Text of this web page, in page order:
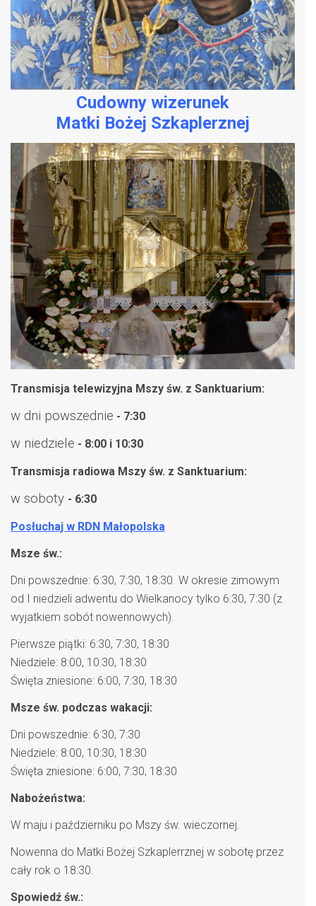
Cudowny wizerunek
Matki Bożej Szkaplerznej
Transmisja telewizyjna Mszy św. z Sanktuarium:
w dni powszednie - 7:30
w niedziele - 8:00 i 10:30
Transmisja radiowa Mszy św. z Sanktuarium:
w soboty - 6:30
Posłuchaj w RDN Małopolska
Msze św.:
Dni powszednie: 6:30, 7:30, 18:30. W okresie zimowym
od I niedzieli adwentu do Wielkanocy tylko 6:30, 7:30 (z
wyjatkiem sobót nowennowych).
Pierwsze piątki: 6:30, 7:30, 18:30
Niedziele: 8:00, 10:30, 18:30
Święta zniesione: 6:00, 7:30, 18:30
Msze św. podczas wakacji:
Dni powszednie: 6:30, 7:30
Niedziele: 8:00, 10:30, 18:30
Święta zniesione: 6:00, 7:30, 18:30
Nabożeństwa:
W maju i październiku po Mszy św. wieczornej.
Nowenna do Matki Bożej Szkaplerrznej w sobotę przez
cały rok o 18:30.
Spowiedź św.: